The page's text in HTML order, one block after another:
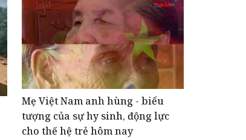
Mẹ Việt Nam anh hùng - biểu
tượng của sự hy sinh, động lực
cho thế hệ trẻ hôm nay